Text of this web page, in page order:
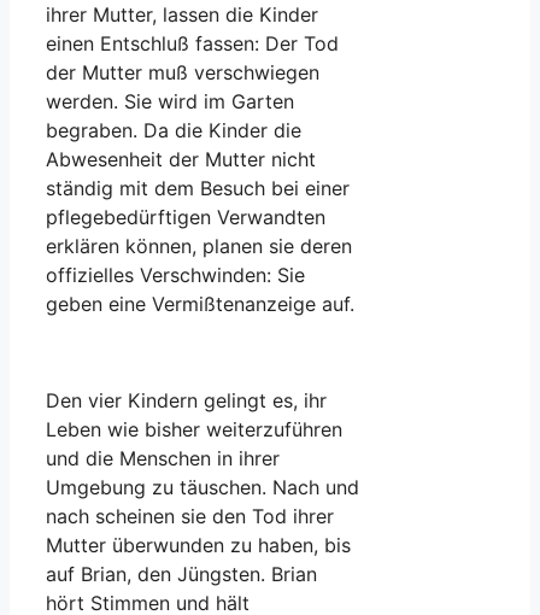
ihrer Mutter, lassen die Kinder
einen Entschluß fassen: Der Tod
der Mutter muß verschwiegen
werden. Sie wird im Garten
begraben. Da die Kinder die
Abwesenheit der Mutter nicht
ständig mit dem Besuch bei einer
pflegebedürftigen Verwandten
erklären können, planen sie deren
offizielles Verschwinden: Sie
geben eine Vermißtenanzeige auf.
Den vier Kindern gelingt es, ihr
Leben wie bisher weiterzuführen
und die Menschen in ihrer
Umgebung zu täuschen. Nach und
nach scheinen sie den Tod ihrer
Mutter überwunden zu haben, bis
auf Brian, den Jüngsten. Brian
hört Stimmen und hält